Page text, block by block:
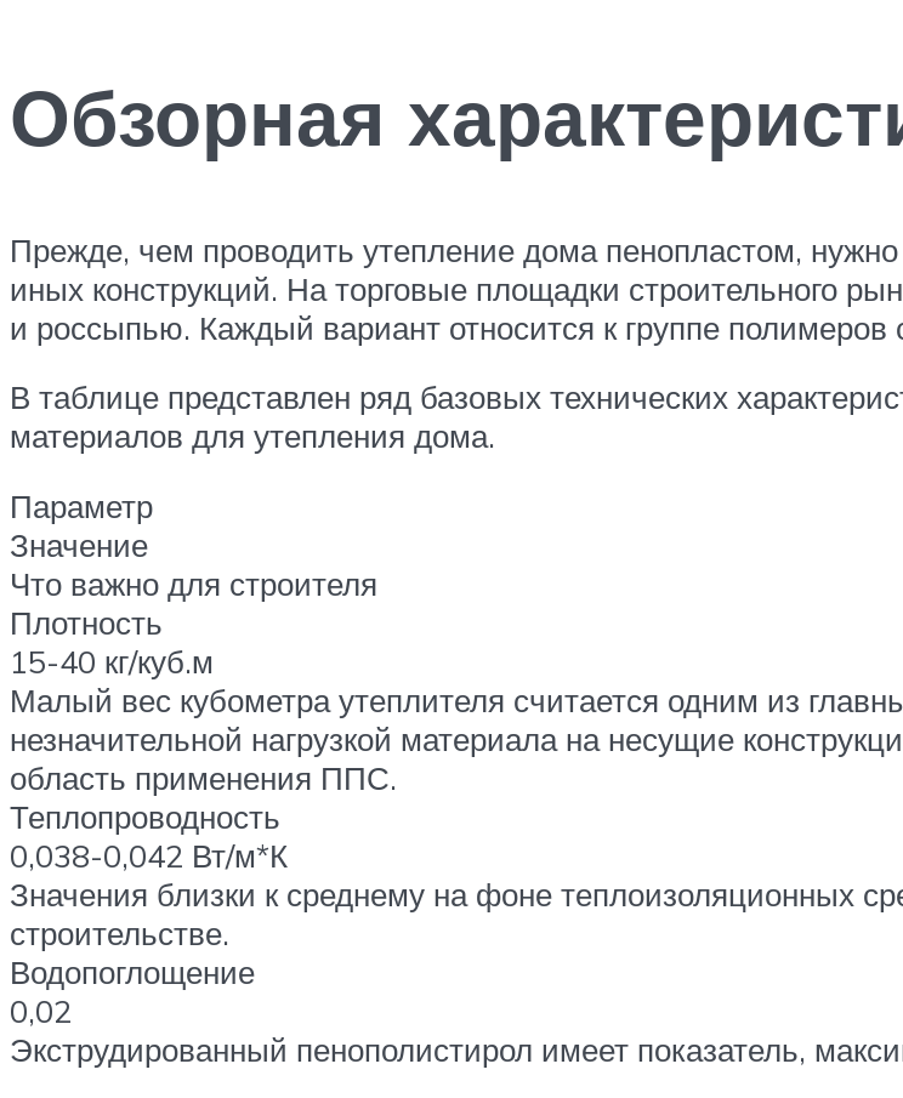
Обзорная
Прежде, чем проводить утепление дома пенопластом,
иных конструкций. На торговые площадки строительного
и россыпью. Каждый вариант относится к группе полимеров
В таблице представлен ряд базовых технических
материалов для утепления дома.
Параметр
Значение
Что важно для строителя
Плотность
15-40 кг/куб.м
Малый вес кубометра утеплителя считается одним из
незначительной нагрузкой материала на несущие
область применения ППС.
Теплопроводность
0,038-0,042 Вт/м*К
Значения близки к среднему на фоне теплоизоляционных
строительстве.
Водопоглощение
0,02
Экструдированный пенополистирол имеет показатель,